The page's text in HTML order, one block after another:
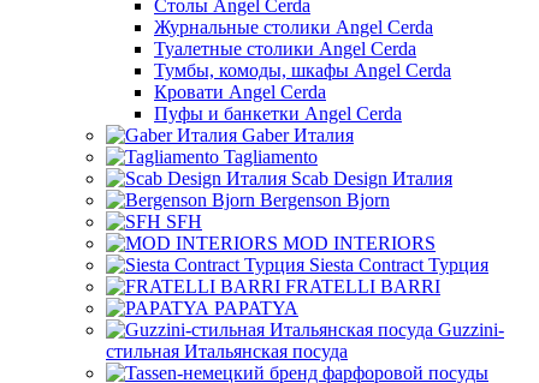
Столы Angel Cerda
Журнальные столики Angel Cerda
Туалетные столики Angel Cerda
Тумбы, комоды, шкафы Angel Cerda
Кровати Angel Cerda
Пуфы и банкетки Angel Cerda
Gaber Италия
Tagliamento
Scab Design Италия
Bergenson Bjorn
SFH
MOD INTERIORS
Siesta Contract Турция
FRATELLI BARRI
PAPATYA
Guzzini-
стильная Итальянская посуда